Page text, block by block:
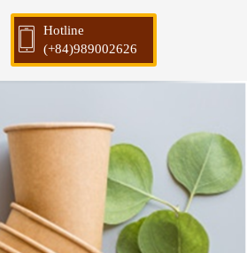
Hotline
(+84)989002626